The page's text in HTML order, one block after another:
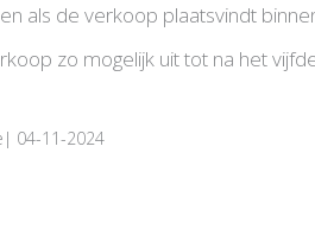
als de verkoop plaatsvindt
zo mogelijk uit tot na het
04-11-2024